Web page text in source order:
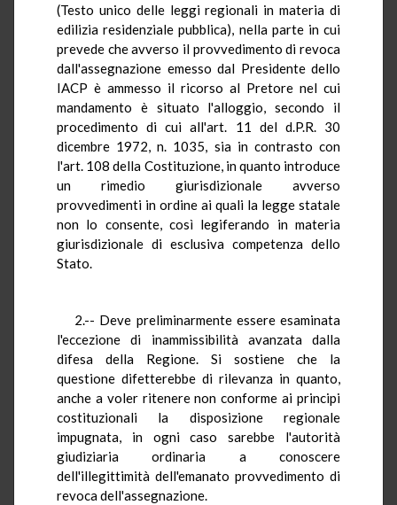
(Testo unico delle leggi regionali in materia di
edilizia residenziale pubblica), nella parte in cui
prevede che avverso il provvedimento di revoca
dall'assegnazione emesso dal Presidente dello
IACP è ammesso il ricorso al Pretore nel cui
mandamento è situato l'alloggio, secondo il
procedimento di cui all'art. 11 del d.P.R. 30
dicembre 1972, n. 1035, sia in contrasto con
l'art. 108 della Costituzione, in quanto introduce
un rimedio giurisdizionale avverso
provvedimenti in ordine ai quali la legge statale
non lo consente, così legiferando in materia
giurisdizionale di esclusiva competenza dello
Stato.
2.-- Deve preliminarmente essere esaminata
l'eccezione di inammissibilità avanzata dalla
difesa della Regione. Si sostiene che la
questione difetterebbe di rilevanza in quanto,
anche a voler ritenere non conforme ai principi
costituzionali la disposizione regionale
impugnata, in ogni caso sarebbe l'autorità
giudiziaria ordinaria a conoscere
dell'illegittimità dell'emanato provvedimento di
revoca dell'assegnazione.